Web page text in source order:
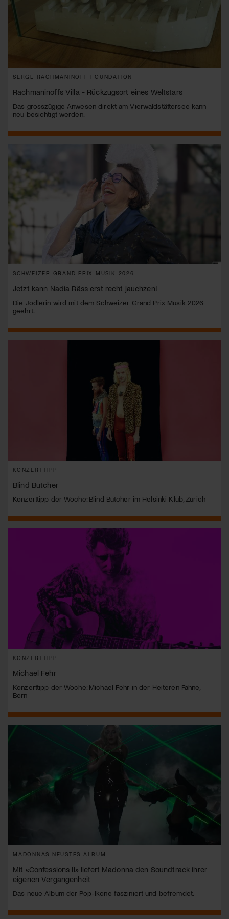
SERGE RACHMANINOFF FOUNDATION
Rachmaninoffs Villa - Rückzugsort eines Weltstars
Das grosszügige Anwesen direkt am Vierwaldstättersee kann
neu besichtigt werden.
SCHWEIZER GRAND PRIX MUSIK 2026
Jetzt kann Nadia Räss erst recht jauchzen!
Die Jodlerin wird mit dem Schweizer Grand Prix Musik 2026
geehrt.
KONZERTTIPP
Blind Butcher
Konzerttipp der Woche: Blind Butcher im Helsinki Klub, Zürich
KONZERTTIPP
Michael Fehr
Konzerttipp der Woche: Michael Fehr in der Heiteren Fahne,
Bern
MADONNAS NEUSTES ALBUM
Mit «Confessions II» liefert Madonna den Soundtrack ihrer
eigenen Vergangenheit
Das neue Album der Pop-Ikone fasziniert und befremdet.